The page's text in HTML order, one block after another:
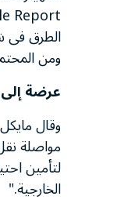
الطرق فى
ومن
عرضة
وقال
مواصلة
لتأمين
الخارجية."